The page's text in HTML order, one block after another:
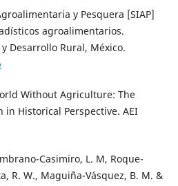
y Pesquera [SIAP]
agroalimentarios.
Desarrollo Rural, México.
Without Agriculture: The
Historical Perspective. AEI
Casimiro, L. M, Roque-
R. W., Maguiña-Vásquez, B. M. &